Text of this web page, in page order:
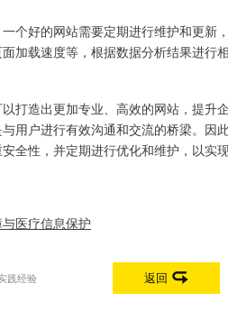
个好的网站需要定期进行维护和更新
加载速度等，根据数据分析结果进行
打造出更加专业、高效的网站，提升
用户进行有效沟通和交流的桥梁。因
全性，并定期进行优化和维护，以实
医疗信息保护
践经验 返回